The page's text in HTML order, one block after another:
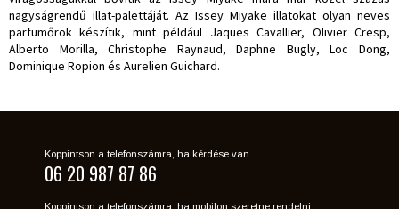
nagyságrendű illat-palettáját. Az Issey Miyake illatokat olyan neves
parfümőrök készítik, mint például Jaques Cavallier, Olivier Cresp,
Alberto Morilla, Christophe Raynaud, Daphne Bugly, Loc Dong,
Dominique Ropion és Aurelien Guichard.
Koppintson a telefonszámra, ha kérdése van
06 20 987 87 86
Koppintson a telefonszámra, ha mobilon szeretne rendelni